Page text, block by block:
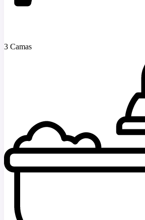
3 Camas